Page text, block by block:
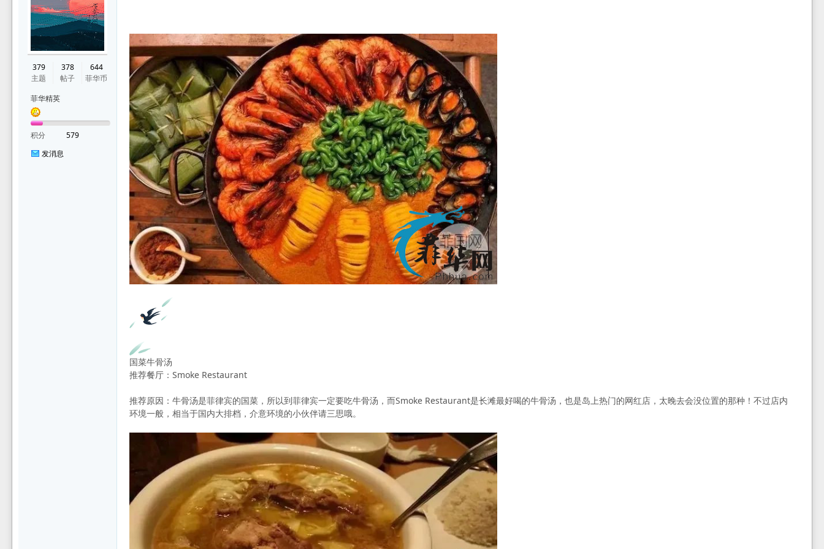
379
主题
378
帖子
644
菲华币
菲华精英
积分
579
发消息
国菜牛骨汤
推荐餐厅：Smoke Restaurant
推荐原因：牛骨汤是菲律宾的国菜，所以到菲律宾一定要吃牛骨汤，而Smoke Restaurant是长滩最好喝的牛骨汤，也是岛上热门的网红店，太晚去会没位置的那种！不过店内
环境一般，相当于国内大排档，介意环境的小伙伴请三思哦。